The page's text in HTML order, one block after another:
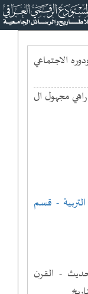
الاجتماعي
مجهول ال
- قسم
الحديث - القرن